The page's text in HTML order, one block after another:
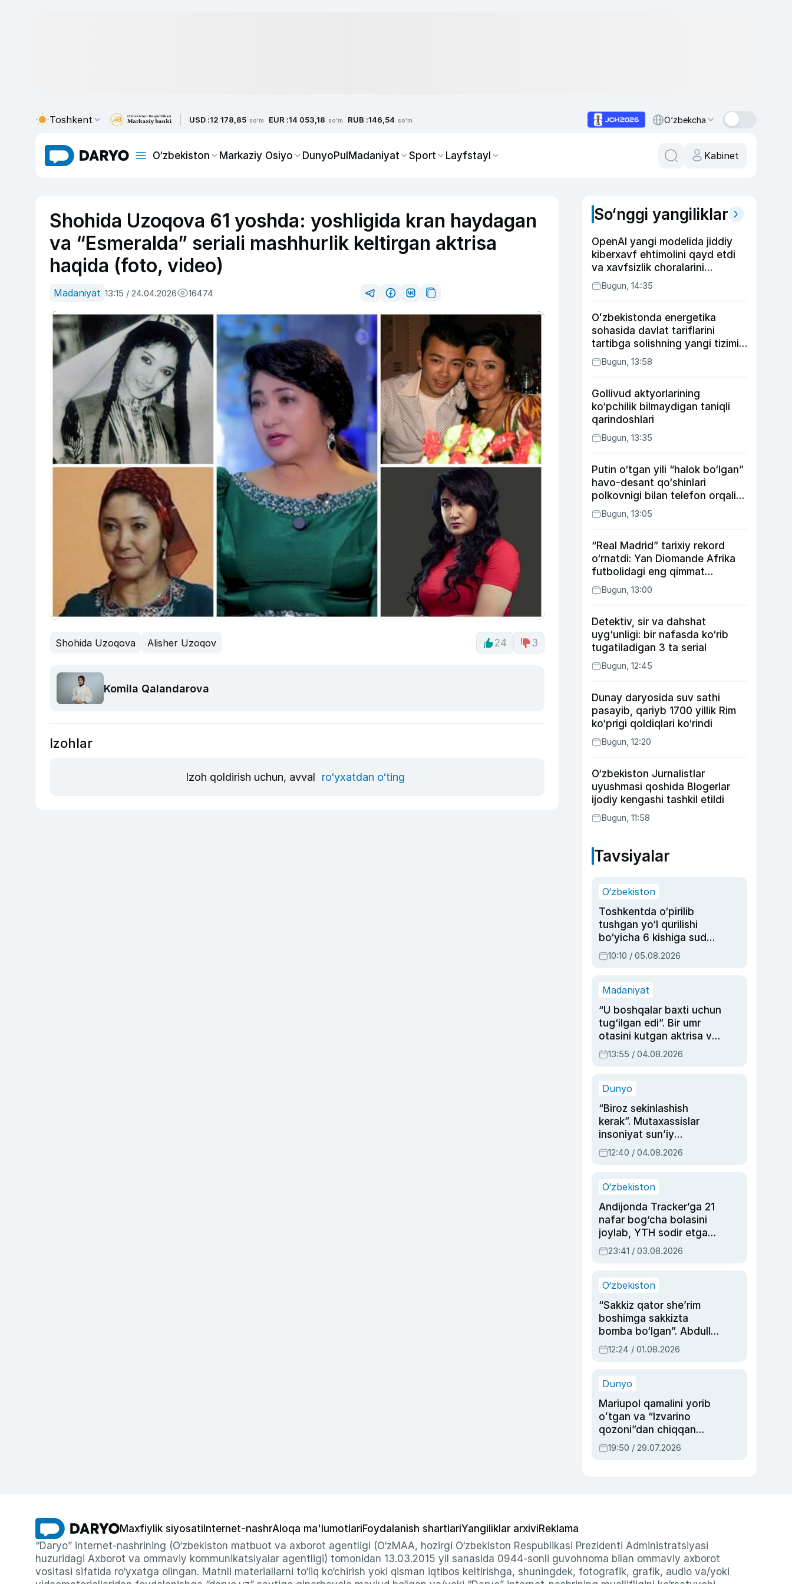
Toshkent USD :12 178,85 so'm EUR :14 053,18 so'm RUB :146,54 so'm O‘zbekcha
O‘zbekiston Markaziy Osiyo DunyoPulMadaniyat Sport Layfstayl Kabinet
Shohida Uzoqova 61 yoshda: yoshligida kran haydagan
va “Esmeralda” seriali mashhurlik keltirgan aktrisa
haqida (foto, video)
Madaniyat 13:15 / 24.04.2026 16474
Shohida Uzoqova Alisher Uzoqov 24 3
Komila Qalandarova
Izohlar
Izoh qoldirish uchun, avval ro‘yxatdan o‘ting
So‘nggi yangiliklar
OpenAI yangi modelida jiddiy
kiberxavf ehtimolini qayd etdi
va xavfsizlik choralarini
kuchaytirdi
Bugun, 14:35
Oʻzbekistonda energetika
sohasida davlat tariflarini
tartibga solishning yangi tizimi
joriy etildi
Bugun, 13:58
Gollivud aktyorlarining
ko‘pchilik bilmaydigan taniqli
qarindoshlari
Bugun, 13:35
Putin o‘tgan yili “halok bo‘lgan”
havo-desant qo‘shinlari
polkovnigi bilan telefon orqali
suhbatlashdi
Bugun, 13:05
“Real Madrid” tarixiy rekord
o‘rnatdi: Yan Diomande Afrika
futbolidagi eng qimmat
transferga aylandi
Bugun, 13:00
Detektiv, sir va dahshat
uyg‘unligi: bir nafasda ko‘rib
tugatiladigan 3 ta serial
Bugun, 12:45
Dunay daryosida suv sathi
pasayib, qariyb 1700 yillik Rim
ko‘prigi qoldiqlari ko‘rindi
Bugun, 12:20
O‘zbekiston Jurnalistlar
uyushmasi qoshida Blogerlar
ijodiy kengashi tashkil etildi
Bugun, 11:58
Tavsiyalar
O‘zbekiston
Toshkentda o‘pirilib
tushgan yo‘l qurilishi
bo‘yicha 6 kishiga sud
hukmi o‘qildi
10:10 / 05.08.2026
Madaniyat
“U boshqalar baxti uchun
tug‘ilgan edi”. Bir umr
otasini kutgan aktrisa va
dublyaj ustasi Rimma
Ahmedovaning
13:55 / 04.08.2026
Dunyo
“Biroz sekinlashish
kerak”. Mutaxassislar
insoniyat sun’iy
intellektni boshqara
olmay qolishidan xavotir
12:40 / 04.08.2026
O‘zbekiston
Andijonda Tracker’ga 21
nafar bog‘cha bolasini
joylab, YTH sodir etgan
ayolga sud hukmi o‘qildi
23:41 / 03.08.2026
O‘zbekiston
“Sakkiz qator she’rim
boshimga sakkizta
bomba bo‘lgan”. Abdulla
Oripovni siyosiy
ayblovlardan asrab
12:24 / 01.08.2026
Dunyo
Mariupol qamalini yorib
oʻtgan va “Izvarino
qozoni”dan chiqqan
qahramon — Ukraina
armiyasi bosh
19:50 / 29.07.2026
Maxfiylik siyosati Internet-nashrAloqa ma'lumotlariFoydalanish shartlariYangiliklar arxiviReklama
“Daryo” internet-nashrining (O‘zbekiston matbuot va axborot agentligi (O‘zMAA, hozirgi O‘zbekiston Respublikasi Prezidenti Administratsiyasi
huzuridagi Axborot va ommaviy kommunikatsiyalar agentligi) tomonidan 13.03.2015 yil sanasida 0944-sonli guvohnoma bilan ommaviy axborot
vositasi sifatida ro‘yxatga olingan. Matnli materiallarni to‘liq ko‘chirish yoki qisman iqtibos keltirishga, shuningdek, fotografik, grafik, audio va/yoki